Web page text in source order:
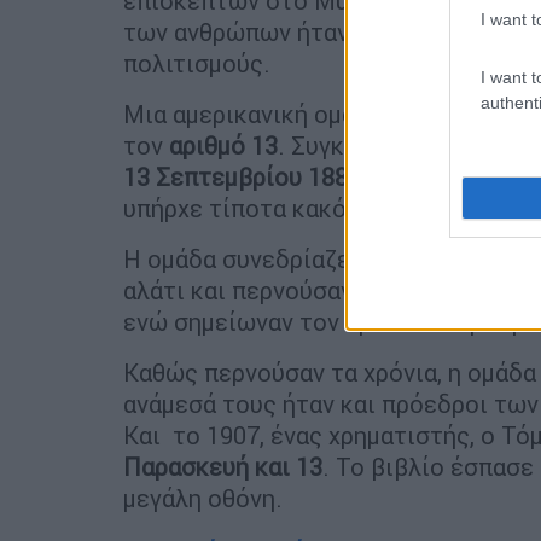
I want
I want
των ανθρώπων ήταν αυτά για να
πολιτισμούς.
Μια αμερικανική ομάδα προσπάθησε
τον αριθμό 13. Συγκεκριμένα, η «
13 Σεπτεμβρίου 1881
,
υπήρχε τίποτα κακό με τον αριθμό.
Η ομάδα συνεδρίαζε
αλάτι και περνούσαν κάτω από
ενώ σημείωναν τον τρόπο που
Καθώς περνούσαν τα χρόνια, η
ανάμεσά τους ήταν και πρόεδροι
Και το 1907, ένας χρηματιστής, ο
Παρασκευή και 13. Το βιβλίο
μεγάλη οθόνη.